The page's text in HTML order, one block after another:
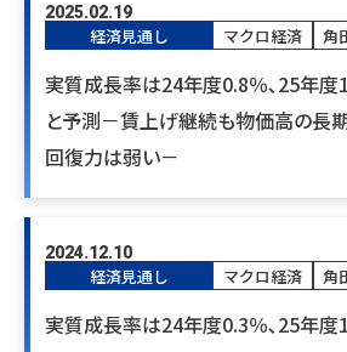
2025.02.19
経済見通し マクロ経済 角
実質成長率は24年度0.8％､25年度
と予測－賃上げ継続も物価高の長
回復力は弱い－
2024.12.10
経済見通し マクロ経済 角
実質成長率は24年度0.3％､25年度